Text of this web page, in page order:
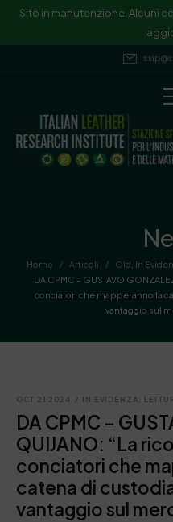
Sito in manutenzione. Alcuni
Home / Articoli / Old In
DA CPMC – GUSTAVO
conciatori che mapperanno la
vantaggio sul
OCT 21 2024 / IN EVIDENZA,
DA CPMC –
QUIJANO: “La
conciatori che
catena di
vantaggio sul